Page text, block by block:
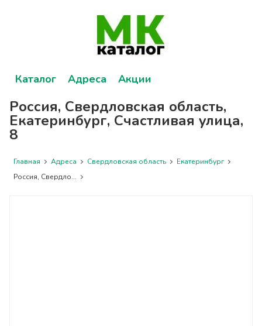
Каталог Адреса Акции
Россия, Свердловская область,
Екатеринбург, Счастливая улица,
8
Главная Адреса Свердловская область
Екатеринбург
Россия, Свердло...